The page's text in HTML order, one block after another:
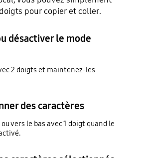
pour copier et coller.
désactiver le mode
2 doigts et maintenez-les
des caractères
vers le bas avec 1 doigt quand le